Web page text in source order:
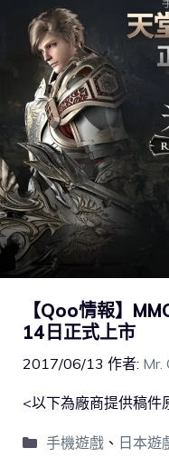
【Qoo情報】
14日正式上市
2017/06/13 作者: Mr.
<以下為廠商提供稿件
手機遊戲、 日本遊